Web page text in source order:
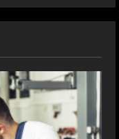
mi padre y el
en Barcelona,
escribió la